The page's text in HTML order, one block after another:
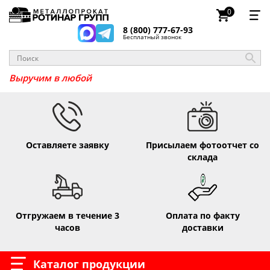
8 (800) 777-67-93
Бесплатный звонок
0
Выручим
Оставляете заявку
Присылаем фотоотчет со
склада
Отгружаем в течение 3
часов
Оплата по факту
доставки
Каталог продукции